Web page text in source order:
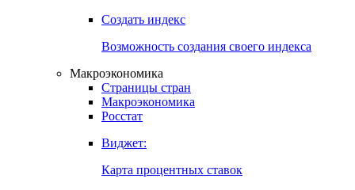
Создать индекс
Возможность создания своего индекса
Макроэкономика
Страницы стран
Макроэкономика
Росстат
Виджет:
Карта процентных ставок